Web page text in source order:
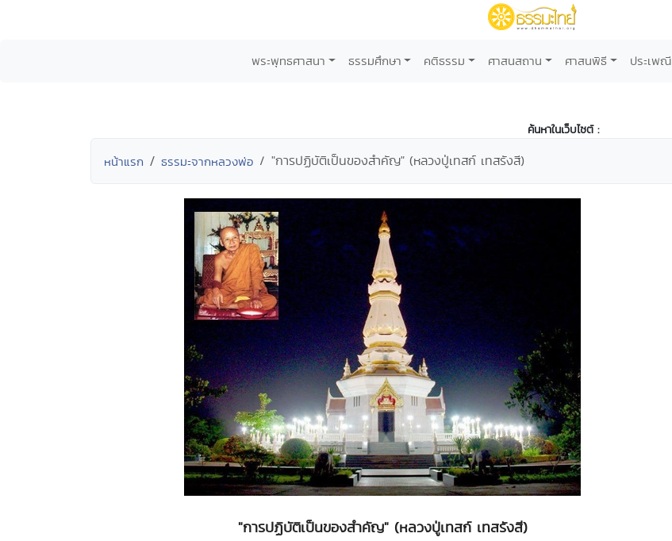
พระพุทธศาสนา ธรรมศึกษา คติธรรม ศาสนสถาน ศาสนพิธี ประเพณี
ค้นหาในเว็บไซต์ :
หน้าแรก ธรรมะจากหลวงพ่อ "การปฏิบัติเป็นของสำคัญ" (หลวงปู่เทสก์ เทสรังสี)
"การปฏิบัติเป็นของสำคัญ" (หลวงปู่เทสก์ เทสรังสี)